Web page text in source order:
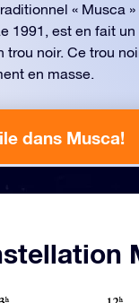
« Musca
1991, est en fait
trou noir. Ce trou
en masse.
dans Musca!